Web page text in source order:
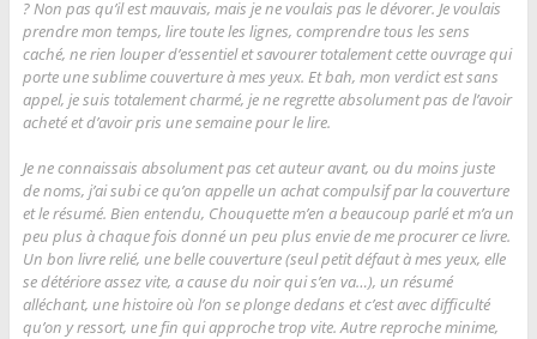
? Non pas qu’il est mauvais, mais je ne voulais pas le dévorer. Je voulais
prendre mon temps, lire toute les lignes, comprendre tous les sens
caché, ne rien louper d’essentiel et savourer totalement cette ouvrage qui
porte une sublime couverture à mes yeux. Et bah, mon verdict est sans
appel, je suis totalement charmé, je ne regrette absolument pas de l’avoir
acheté et d’avoir pris une semaine pour le lire.
Je ne connaissais absolument pas cet auteur avant, ou du moins juste
de noms, j’ai subi ce qu’on appelle un achat compulsif par la couverture
et le résumé. Bien entendu, Chouquette m’en a beaucoup parlé et m’a un
peu plus à chaque fois donné un peu plus envie de me procurer ce livre.
Un bon livre relié, une belle couverture (seul petit défaut à mes yeux, elle
se détériore assez vite, a cause du noir qui s’en va…), un résumé
alléchant, une histoire où l’on se plonge dedans et c’est avec difficulté
qu’on y ressort, une fin qui approche trop vite. Autre reproche minime,